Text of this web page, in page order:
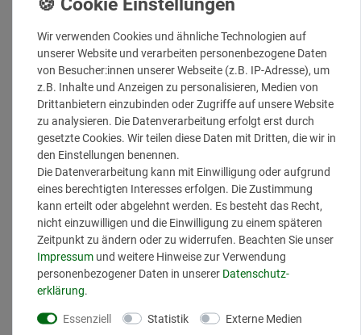
Mehr Informationen
PayPal (1) Essenziell
Essenzielle Cookies sind erforderlich, da sie grundlegende
Funktionen ermöglichen und für die einwandfreie
Funktionalität der Website dienen.
Mehr Informationen
Funktional (1)
Diese Cookies ermöglichen, dass die von Nutzern getroffenen
Auswahlmöglichkeiten und bevorzugte Einstellungen (z.B.
das Deaktivieren der Sprachweiterleitung) gespeichert werden
Wir verwenden Cookies und ähnliche Technologien auf
unserer Website und verarbeiten personenbezogene Daten
von Besucher:innen unserer Webseite (z.B. IP-Adresse), um
z.B. Inhalte und Anzeigen zu personalisieren, Medien von
Drittanbietern einzubinden oder Zugriffe auf unsere Website
zu analysieren. Die Datenverarbeitung erfolgt erst durch
gesetzte Cookies. Wir teilen diese Daten mit Dritten, die wir in
den Einstellungen benennen.
Die Datenverarbeitung kann mit Einwilligung oder aufgrund
eines berechtigten Interesses erfolgen. Die Zustimmung
kann erteilt oder abgelehnt werden. Es besteht das Recht,
nicht einzuwilligen und die Einwilligung zu einem späteren
Zeitpunkt zu ändern oder zu widerrufen. Beachten Sie unser
Impressum und weitere Hinweise zur Verwendung
personenbezogener Daten in unserer Daten­schutz­
erklärung
Essenziell Statistik Externe Medien